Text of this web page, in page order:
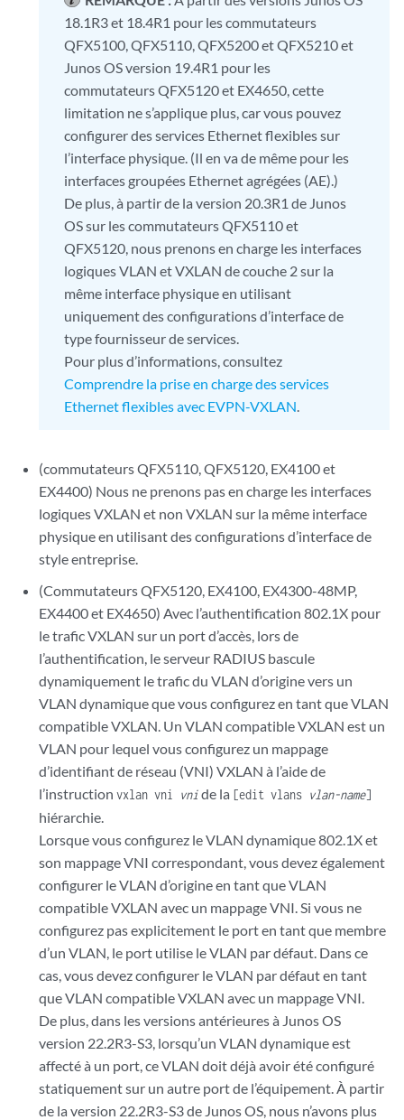
18.1R3 et 18.4R1 pour les commutateurs
QFX5100, QFX5110, QFX5200 et QFX5210 et
Junos OS version 19.4R1 pour les
commutateurs QFX5120 et EX4650, cette
limitation ne s’applique plus, car vous pouvez
configurer des services Ethernet flexibles sur
l’interface physique. (Il en va de même pour les
interfaces groupées Ethernet agrégées (AE).)
De plus, à partir de la version 20.3R1 de Junos
OS sur les commutateurs QFX5110 et
QFX5120, nous prenons en charge les interfaces
logiques VLAN et VXLAN de couche 2 sur la
même interface physique en utilisant
uniquement des configurations d’interface de
type fournisseur de services.
Pour plus d’informations, consultez
Comprendre la prise en charge des services
Ethernet flexibles avec EVPN-VXLAN
(commutateurs QFX5110, QFX5120, EX4100 et
EX4400) Nous ne prenons pas en charge les interfaces
logiques VXLAN et non VXLAN sur la même interface
physique en utilisant des configurations d’interface de
style entreprise.
(Commutateurs QFX5120, EX4100, EX4300-48MP,
EX4400 et EX4650) Avec l’authentification 802.1X pour
le trafic VXLAN sur un port d’accès, lors de
l’authentification, le serveur RADIUS bascule
dynamiquement le trafic du VLAN d’origine vers un
VLAN dynamique que vous configurez en tant que VLAN
compatible VXLAN. Un VLAN compatible VXLAN est un
VLAN pour lequel vous configurez un mappage
d’identifiant de réseau (VNI) VXLAN à l’aide de
l’instructionvxlan vni vnide la [edit vlans vlan-name]
hiérarchie.
Lorsque vous configurez le VLAN dynamique 802.1X et
son mappage VNI correspondant, vous devez également
configurer le VLAN d’origine en tant que VLAN
compatible VXLAN avec un mappage VNI. Si vous ne
configurez pas explicitement le port en tant que membre
d’un VLAN, le port utilise le VLAN par défaut. Dans ce
cas, vous devez configurer le VLAN par défaut en tant
que VLAN compatible VXLAN avec un mappage VNI.
De plus, dans les versions antérieures à Junos OS
version 22.2R3-S3, lorsqu’un VLAN dynamique est
affecté à un port, ce VLAN doit déjà avoir été configuré
statiquement sur un autre port de l’équipement. À partir
de la version 22.2R3-S3 de Junos OS, nous n’avons plus